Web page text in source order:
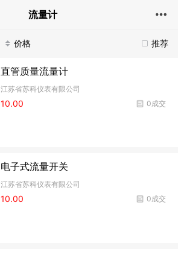
流量计
推荐
价格
直管质量流量计
江苏省苏科仪表有限公司
0成交
10.00
电子式流量开关
江苏省苏科仪表有限公司
0成交
10.00